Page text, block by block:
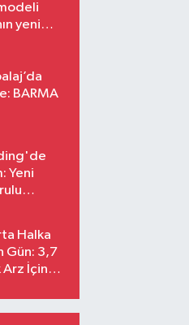
yeni
BARMA
Yeni
Halka
Gün: 3,7
Arz İçin